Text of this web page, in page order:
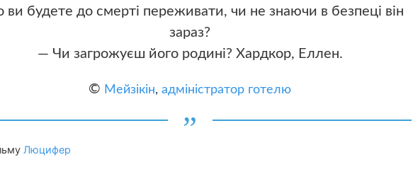
ви будете до смерті переживати, чи не знаючи в безпеці він
зараз?
— Чи загрожуєш його родині? Хардкор, Еллен.
© Мейзікін,адміністратор готелю
Люцифер